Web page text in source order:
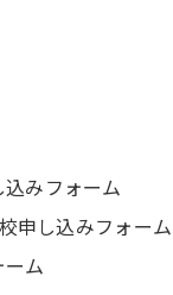
みフォーム
申し込みフォーム
ム